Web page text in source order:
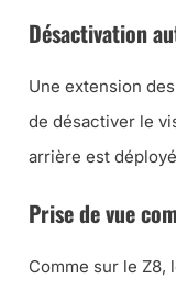
Désactivation
Une extension
de désactiver le
arrière est
Prise de vue
Comme sur le Z8,